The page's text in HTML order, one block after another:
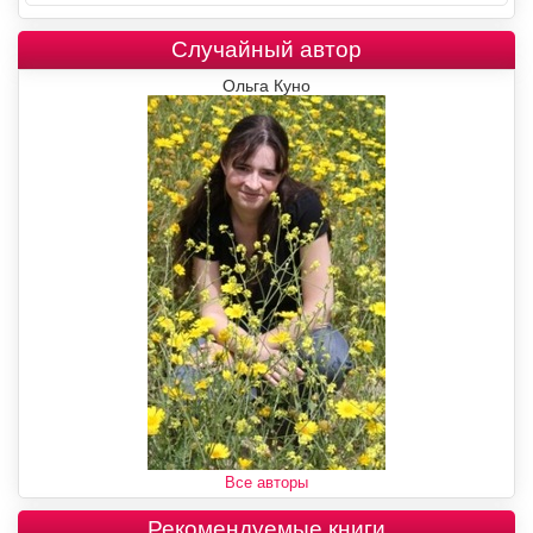
Случайный автор
Ольга Куно
Все авторы